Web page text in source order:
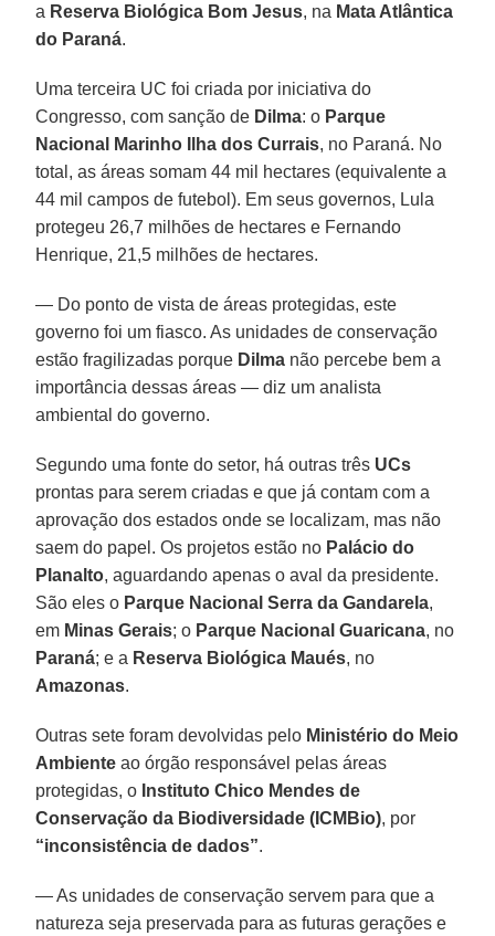
a Reserva Biológica Bom Jesus, na Mata Atlântica
do Paraná.
Uma terceira UC foi criada por iniciativa do
Congresso, com sanção de Dilma: o Parque
Nacional Marinho Ilha dos Currais, no Paraná. No
total, as áreas somam 44 mil hectares (equivalente a
44 mil campos de futebol). Em seus governos, Lula
protegeu 26,7 milhões de hectares e Fernando
Henrique, 21,5 milhões de hectares.
— Do ponto de vista de áreas protegidas, este
governo foi um fiasco. As unidades de conservação
estão fragilizadas porque Dilma não percebe bem a
importância dessas áreas — diz um analista
ambiental do governo.
Segundo uma fonte do setor, há outras três UCs
prontas para serem criadas e que já contam com a
aprovação dos estados onde se localizam, mas não
saem do papel. Os projetos estão no Palácio do
Planalto, aguardando apenas o aval da presidente.
São eles o Parque Nacional Serra da Gandarela,
em Minas Gerais; o Parque Nacional Guaricana, no
Paraná; e a Reserva Biológica Maués, no
Amazonas.
Outras sete foram devolvidas pelo Ministério do Meio
Ambiente ao órgão responsável pelas áreas
protegidas, o Instituto Chico Mendes de
Conservação da Biodiversidade (ICMBio), por
“inconsistência de dados”.
— As unidades de conservação servem para que a
natureza seja preservada para as futuras gerações e